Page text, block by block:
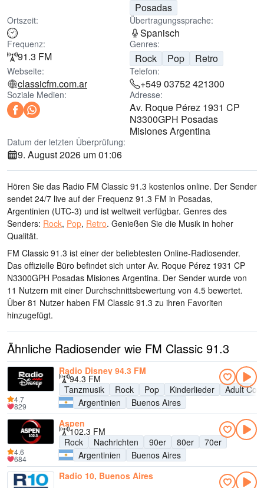
Posadas
Ortszeit: Übertragungssprache:
Spanisch
Frequenz:
91.3 FM
Genres:
Rock Pop Retro
Webseite:
classicfm.com.ar
Telefon:
+549 03752 421300
Soziale Medien: Adresse:
Av. Roque Pérez 1931 CP
N3300GPH Posadas
Misiones Argentina
Datum der letzten Überprüfung:
9. August 2026 um 01:06
Hören Sie das Radio FM Classic 91.3 kostenlos online. Der Sender
sendet 24/7 live auf der Frequenz 91.3 FM in Posadas,
Argentinien (UTC-3) und ist weltweit verfügbar. Genres des
Senders: Rock, Pop, Retro. Genießen Sie die Musik in hoher
Qualität.
FM Classic 91.3 ist einer der beliebtesten Online-Radiosender.
Das offizielle Büro befindet sich unter Av. Roque Pérez 1931 CP
N3300GPH Posadas Misiones Argentina. Der Sender wurde von
11 Nutzern mit einer Durchschnittsbewertung von 4.5 bewertet.
Über 81 Nutzer haben FM Classic 91.3 zu ihren Favoriten
hinzugefügt.
Ähnliche Radiosender wie FM Classic 91.3
Radio Disney 94.3 FM
94.3 FM
Tanzmusik
Rock Pop Kinderlieder
Adult
Argentinien
Buenos Aires
4.7
829
Aspen
102.3 FM
Rock
Nachrichten 90er 80er
70er
Argentinien
Buenos Aires
4.6
684
Radio 10, Buenos Aires